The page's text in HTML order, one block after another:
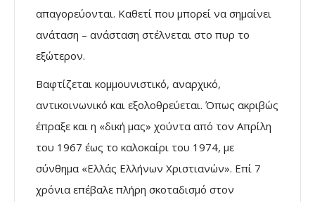
απαγορεύονται. Καθετί που μπορεί να σημαίνει
ανάταση – ανάσταση στέλνεται στο πυρ το
εξώτερον.
Βαφτίζεται κομμουνιστικό, αναρχικό,
αντικοινωνικό και εξολοθρεύεται. Όπως ακριβώς
έπραξε και η «δική μας» χούντα από τον Απρίλη
του 1967 έως το καλοκαίρι του 1974, με
σύνθημα «Ελλάς Ελλήνων Χριστιανών». Επί 7
χρόνια επέβαλε πλήρη σκοταδισμό στον